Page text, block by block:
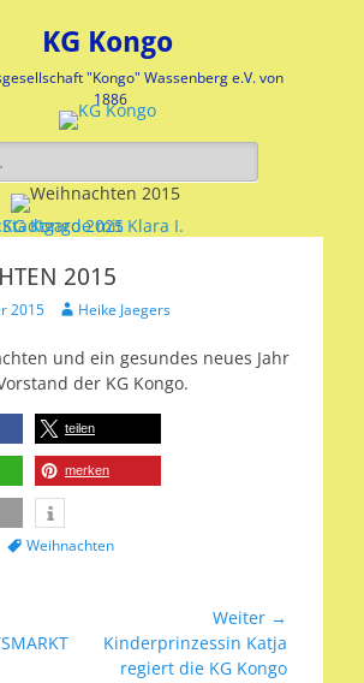
KG Kongo
"Kongo" Wassenberg e.V. von
1886
KG Kongo 2025
mit Klara I.
2015
2015 AutorHeike Jaegers
und ein gesundes neues Jahr
der KG Kongo.
teilen
merken
Schlagworte
Weihnachten
Weiter →
Nächster
Beitrag:
Kinderprinzessin Katja
regiert die KG Kongo